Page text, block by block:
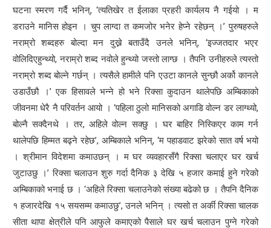
घटना स्मरण गर्दै भनिन्, ‘त्यतिखेर त ईलाका प्रहरी कार्यलय नै गईयो । म
डराउने मानिस होइन । चुप लाग्दा त कमजोर भनेर हेप्ने रहेछन् ।’ पुरुषहरुले
नराम्रो शब्दहरु बोल्दा मन दुख्ने बताउँदै उनले भनिन्, ‘इज्जतदार भएर
वोलिदिएहुन्थ्यो, नराम्रो शब्द नवोले हुन्थ्यो जस्तो लाग्छ । तैपनि उनीहरुले त्यस्तो
नराम्रो शब्द बोल्ने गर्छन् । त्यसैले हामीले पनि एउटा कानले सुन्छौ अर्को कानले
उडाउँछौ ।’ एक हिसावले भन्ने हो भने रिक्सा कुदाउन थालेपछि अम्बिकाको
जीवनमा धेरै नै परिवर्तन आयो । ‘पहिला ठुलो मानिसको अगाडि वोल्न डर लाग्थ्यो,
बोल्नै सक्दैनथे । तर, अहिले वोल्न सक्छु । घर बाहिर निस्किएर काम गर्न
थालेपछि हिम्मत बढ्ने रहेछ’, अम्बिकाले भनिन्, ‘म पहाडवाट झरेको सात वर्ष भयो
। श्रीमान विदेशमा कमाउछन् । म घर व्यवहारसँगै रिक्सा चलाएर घर खर्च
जुटाउछु ।’ रिक्सा चलाउन शुरु गर्दा दैनिक ३ देखि ५ हजार कमाई हुने गरेको
अम्बिकाको भनाई छ । ‘अहिले रिक्सा चलाउनेको संख्या बढेको छ । तैपनि दैनिक
१ हजारदेखि १५ सयसम्म कमाउछु’, उनले भनिन् । त्यसो त अर्की रिक्सा चालक
सीता थापा क्षेत्रीले पनि आफुले कमाएको पैसाले घर खर्च चलाउन पुग्ने गरेको